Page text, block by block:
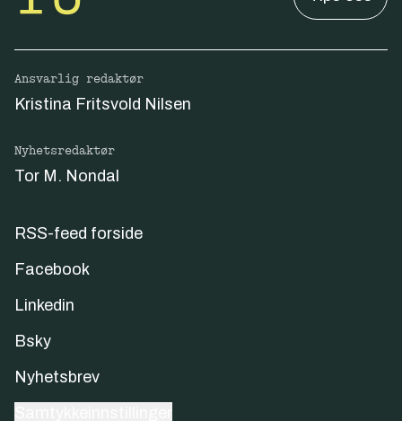
Ansvarlig redaktør
Kristina Fritsvold Nilsen
Nyhetsredaktør
Tor M. Nondal
RSS-feed forside
Facebook
Linkedin
Bsky
Nyhetsbrev